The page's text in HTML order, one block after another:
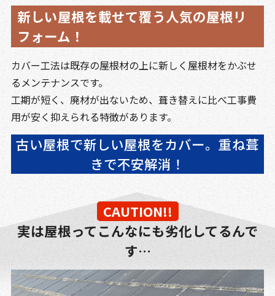
新しい屋根を載せて覆う人気の屋根リ
フォーム！
カバー工法は既存の屋根材の上に新しく屋根材をかぶせ
るメンテナンスです。
工期が短く、廃材が出ないため、葺き替えに比べ工事費
用が安く抑えられる特徴があります。
古い屋根で新しい屋根をカバー。重ね葺
きで不安解消！
CAUTION!!
実は屋根ってこんなにも劣化してるんで
す…